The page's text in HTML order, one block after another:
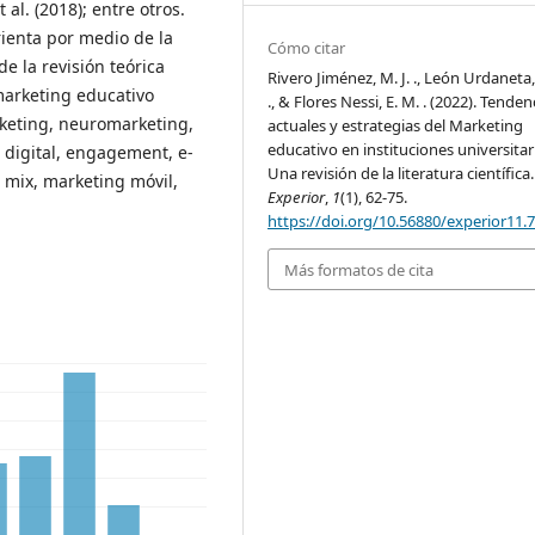
al. (2018); entre otros.
por medio de la
la revisión teórica
educativo
neuromarketing,
engagement, e-
marketing móvil,
Cómo citar
Rivero Jiménez, M. J. ., León
., & Flores Nessi, E. M. . (2022).
actuales y estrategias del Marketing
educativo en instituciones
Una revisión de la literatura científica.
Experior, 1(1), 62-75.
https://doi.org/10.56880/experior11.7
Más formatos de cita